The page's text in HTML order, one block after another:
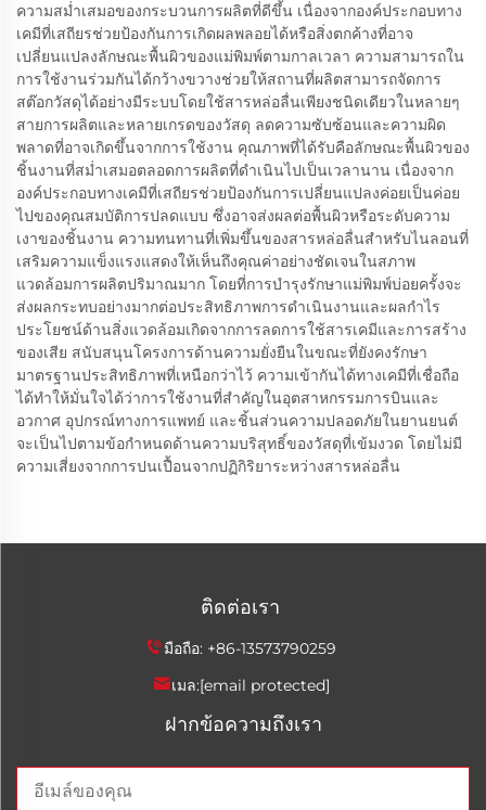
ความสม่ำเสมอของกระบวนการผลิตที่ดีขึ้น เนื่องจากองค์ประกอบทาง
เคมีที่เสถียรช่วยป้องกันการเกิดผลพลอยได้หรือสิ่งตกค้างที่อาจ
เปลี่ยนแปลงลักษณะพื้นผิวของแม่พิมพ์ตามกาลเวลา ความสามารถใน
การใช้งานร่วมกันได้กว้างขวางช่วยให้สถานที่ผลิตสามารถจัดการ
สต๊อกวัสดุได้อย่างมีระบบโดยใช้สารหล่อลื่นเพียงชนิดเดียวในหลายๆ
สายการผลิตและหลายเกรดของวัสดุ ลดความซับซ้อนและความผิด
พลาดที่อาจเกิดขึ้นจากการใช้งาน คุณภาพที่ได้รับคือลักษณะพื้นผิวของ
ชิ้นงานที่สม่ำเสมอตลอดการผลิตที่ดำเนินไปเป็นเวลานาน เนื่องจาก
องค์ประกอบทางเคมีที่เสถียรช่วยป้องกันการเปลี่ยนแปลงค่อยเป็นค่อย
ไปของคุณสมบัติการปลดแบบ ซึ่งอาจส่งผลต่อพื้นผิวหรือระดับความ
เงาของชิ้นงาน ความทนทานที่เพิ่มขึ้นของสารหล่อลื่นสำหรับไนลอนที่
เสริมความแข็งแรงแสดงให้เห็นถึงคุณค่าอย่างชัดเจนในสภาพ
แวดล้อมการผลิตปริมาณมาก โดยที่การบำรุงรักษาแม่พิมพ์บ่อยครั้งจะ
ส่งผลกระทบอย่างมากต่อประสิทธิภาพการดำเนินงานและผลกำไร
ประโยชน์ด้านสิ่งแวดล้อมเกิดจากการลดการใช้สารเคมีและการสร้าง
ของเสีย สนับสนุนโครงการด้านความยั่งยืนในขณะที่ยังคงรักษา
มาตรฐานประสิทธิภาพที่เหนือกว่าไว้ ความเข้ากันได้ทางเคมีที่เชื่อถือ
ได้ทำให้มั่นใจได้ว่าการใช้งานที่สำคัญในอุตสาหกรรมการบินและ
อวกาศ อุปกรณ์ทางการแพทย์ และชิ้นส่วนความปลอดภัยในยานยนต์
จะเป็นไปตามข้อกำหนดด้านความบริสุทธิ์ของวัสดุที่เข้มงวด โดยไม่มี
ความเสี่ยงจากการปนเปื้อนจากปฏิกิริยาระหว่างสารหล่อลื่น
ติดต่อเรา
มือถือ: +86-13573790259
เมล:[email protected]
ฝากข้อความถึงเรา